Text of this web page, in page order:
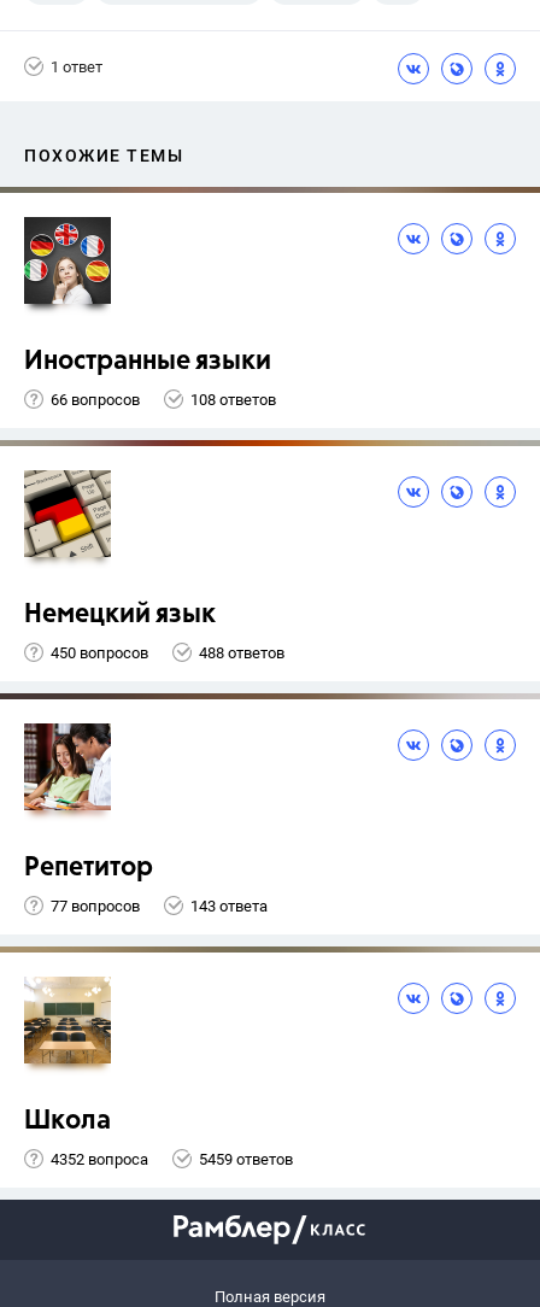
1 ответ
ПОХОЖИЕ ТЕМЫ
Иностранные языки
66 вопросов 108 ответов
Немецкий язык
450 вопросов 488 ответов
Репетитор
77 вопросов 143 ответа
Школа
4352 вопроса 5459 ответов
Полная версия